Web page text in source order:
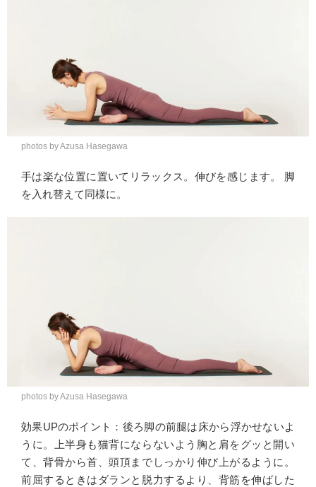
photos by Azusa Hasegawa
手は楽な位置に置いてリラックス。伸びを感じます。 脚
を入れ替えて同様に。
photos by Azusa Hasegawa
効果UPのポイント：後ろ脚の前腿は床から浮かせないよ
うに。上半身も猫背にならないよう胸と肩をグッと開い
て、背骨から首、頭頂までしっかり伸び上がるように。
前屈するときはダランと脱力するより、背筋を伸ばした